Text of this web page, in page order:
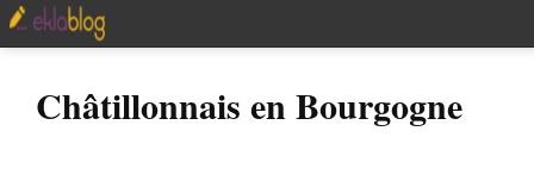
Châtillonnais en Bourgogne